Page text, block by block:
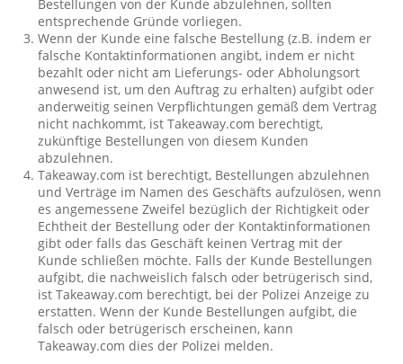
Bestellungen von der Kunde abzulehnen, sollten
entsprechende Gründe vorliegen.
Wenn der Kunde eine falsche Bestellung (z.B. indem er
falsche Kontaktinformationen angibt, indem er nicht
bezahlt oder nicht am Lieferungs- oder Abholungsort
anwesend ist, um den Auftrag zu erhalten) aufgibt oder
anderweitig seinen Verpflichtungen gemäß dem Vertrag
nicht nachkommt, ist Takeaway.com berechtigt,
zukünftige Bestellungen von diesem Kunden
abzulehnen.
Takeaway.com ist berechtigt, Bestellungen abzulehnen
und Verträge im Namen des Geschäfts aufzulösen, wenn
es angemessene Zweifel bezüglich der Richtigkeit oder
Echtheit der Bestellung oder der Kontaktinformationen
gibt oder falls das Geschäft keinen Vertrag mit der
Kunde schließen möchte. Falls der Kunde Bestellungen
aufgibt, die nachweislich falsch oder betrügerisch sind,
ist Takeaway.com berechtigt, bei der Polizei Anzeige zu
erstatten. Wenn der Kunde Bestellungen aufgibt, die
falsch oder betrügerisch erscheinen, kann
Takeaway.com dies der Polizei melden.